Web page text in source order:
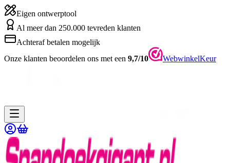
Eigen ontwerptool
Al meer dan 250.000 tevreden klanten
Achteraf betalen mogelijk
Onze klanten beoordelen ons met een 9,7/10 WebwinkelKeur